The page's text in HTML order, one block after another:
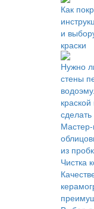
Как
и
краски
Нужно
стены
краской
сделать
из
Чистка